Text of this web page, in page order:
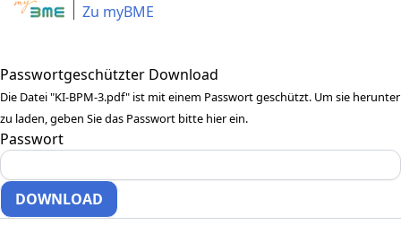
Zu myBME
Passwortgeschützter Download
Die Datei "KI-BPM-3.pdf" ist mit einem Passwort geschützt. Um sie herunter
zu laden, geben Sie das Passwort bitte hier ein.
Passwort